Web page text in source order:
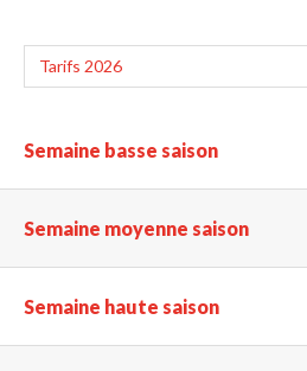
Semaine basse saison
Semaine moyenne saison
Semaine haute saison